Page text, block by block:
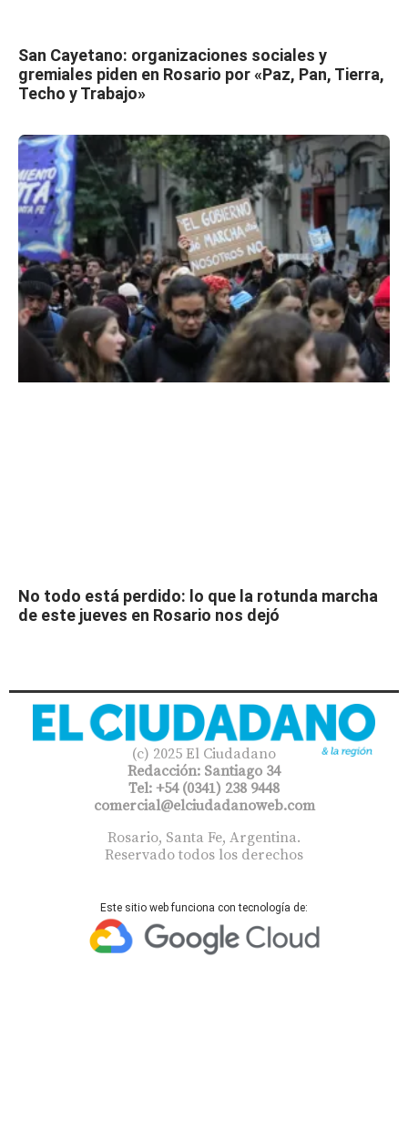
San Cayetano: organizaciones sociales y
gremiales piden en Rosario por «Paz, Pan, Tierra,
Techo y Trabajo»
No todo está perdido: lo que la rotunda marcha
de este jueves en Rosario nos dejó
(c) 2025 El Ciudadano
Redacción: Santiago 34
Tel: +54 (0341) 238 9448
comercial@elciudadanoweb.com​
Rosario, Santa Fe, Argentina.
Reservado todos los derechos
Este sitio web funciona con tecnología de: